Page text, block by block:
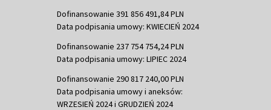
Dofinansowanie 391 856 491,84 PLN
Data podpisania umowy: KWIECIEŃ 2024
Dofinansowanie 237 754 754,24 PLN
Data podpisania umowy: LIPIEC 2024
Dofinansowanie 290 817 240,00 PLN
Data podpisania umowy i aneksów:
WRZESIEŃ 2024 i GRUDZIEŃ 2024